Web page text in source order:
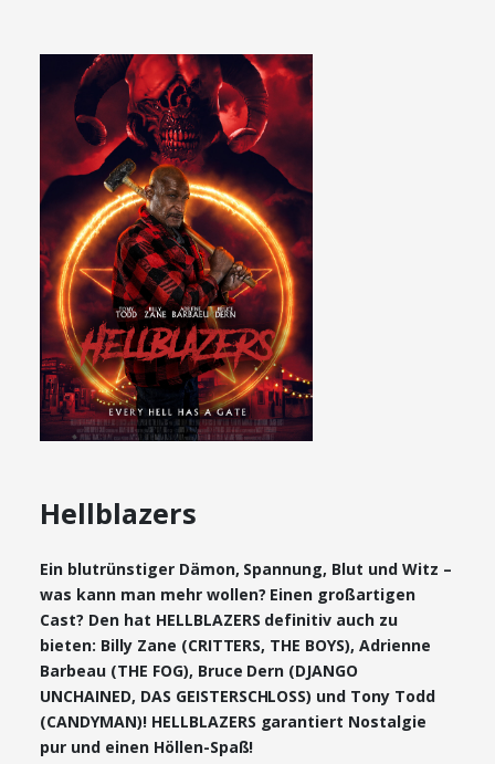
Hellblazers
Ein blutrünstiger Dämon, Spannung, Blut und Witz –
was kann man mehr wollen? Einen großartigen
Cast? Den hat HELLBLAZERS definitiv auch zu
bieten: Billy Zane (CRITTERS, THE BOYS), Adrienne
Barbeau (THE FOG), Bruce Dern (DJANGO
UNCHAINED, DAS GEISTERSCHLOSS) und Tony Todd
(CANDYMAN)! HELLBLAZERS garantiert Nostalgie
pur und einen Höllen-Spaß!